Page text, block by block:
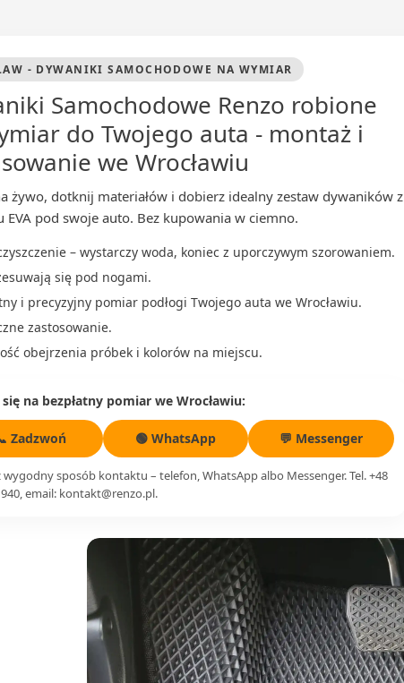
- DYWANIKI SAMOCHODOWE NA WYMIAR
Samochodowe Renzo robione
do Twojego auta - montaż i
we Wrocławiu
żywo, dotknij materiałów i dobierz idealny zestaw dywaników z
EVA pod swoje auto. Bez kupowania w ciemno.
– wystarczy woda, koniec z uporczywym szorowaniem.
się pod nogami.
i precyzyjny pomiar podłogi Twojego auta we Wrocławiu.
zastosowanie.
obejrzenia próbek i kolorów na miejscu.
na bezpłatny pomiar we Wrocławiu:
Zadzwoń 🟢 WhatsApp 💬 Messenger
wygodny sposób kontaktu – telefon, WhatsApp albo Messenger. Tel. +48
email: kontakt@renzo.pl.